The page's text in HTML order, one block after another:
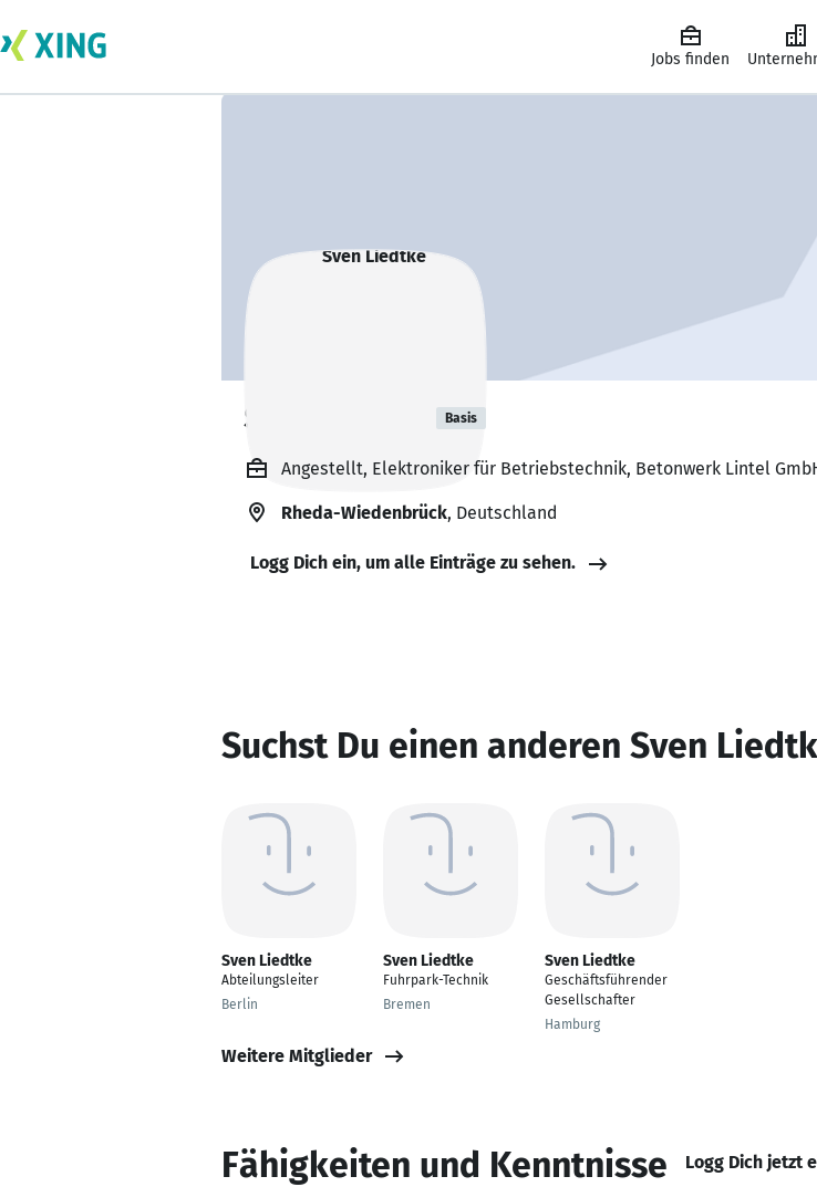
Jobs finden
Sven Liedtke Basis
Angestellt, Elektroniker für Betriebstechnik, Betonwerk Lintel
Rheda-Wiedenbrück, Deutschland
Logg Dich ein, um alle Einträge zu sehen.
Suchst Du einen anderen Sven
Sven Liedtke
Abteilungsleiter
Berlin
Sven Liedtke
Fuhrpark-Technik
Bremen
Sven Liedtke
Geschäftsführender
Gesellschafter
Hamburg
Weitere Mitglieder
Fähigkeiten und Kenntnisse Logg Dich jetzt